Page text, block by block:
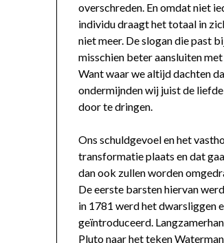
overschreden. En omdat niet
individu draagt het totaal in
niet meer. De slogan die past
misschien beter aansluiten
Want waar we altijd dachten
ondermijnden wij juist de
door te dringen.
Ons schuldgevoel en het
transformatie plaats en dat
dan ook zullen worden
De eerste barsten hiervan
in 1781 werd het dwarsliggen
geïntroduceerd.
Pluto naar het teken